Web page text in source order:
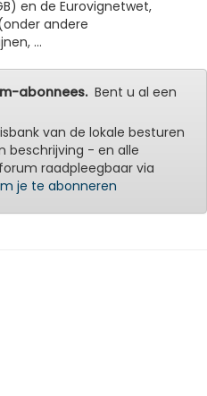
en de Eurovignetwet,
andere
...
abonnees.Bent u al een
van de lokale besturen
beschrijving - en alle
raadpleegbaar via
je te abonneren